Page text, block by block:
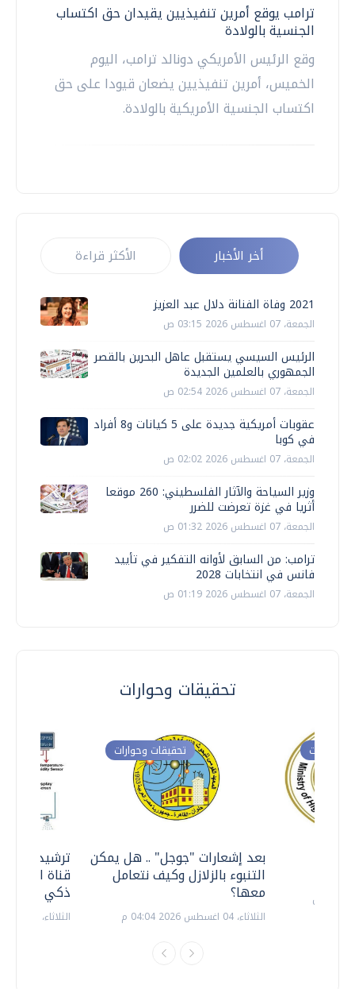
ترامب يوقع أمرين تنفيذيين يقيدان حق اكتساب
الجنسية بالولادة
وقع الرئيس الأمريكي دونالد ترامب، اليوم
الخميس، أمرين تنفيذيين يضعان قيودا على حق
اكتساب الجنسية الأمريكية بالولادة.
أخر الأخبار الأكثر قراءة
2021 وفاة الفنانة دلال عبد العزيز
الجمعة، 07 اغسطس 2026 03:15 ص
الرئيس السيسي يستقبل عاهل البحرين بالقصر
الجمهوري بالعلمين الجديدة
الجمعة، 07 اغسطس 2026 02:54 ص
عقوبات أمريكية جديدة على 5 كيانات و8 أفراد
في كوبا
الجمعة، 07 اغسطس 2026 02:02 ص
وزير السياحة والآثار الفلسطيني: 260 موقعا
أثريا في غزة تعرضت للضرر
الجمعة، 07 اغسطس 2026 01:32 ص
ترامب: من السابق لأوانه التفكير في تأييد
فانس في انتخابات 2028
الجمعة، 07 اغسطس 2026 01:19 ص
تحقيقات وحوارات
ترشيدا
قناة
ذكي
الثلاثاء، 14 يوليو 2026 06:11 م
تحقيقات وحوارات
بعد إشعارات "جوجل" .. هل يمكن
التنبوء بالزلازل وكيف نتعامل
معها؟
الثلاثاء، 04 اغسطس 2026 04:04 م
وحوارات